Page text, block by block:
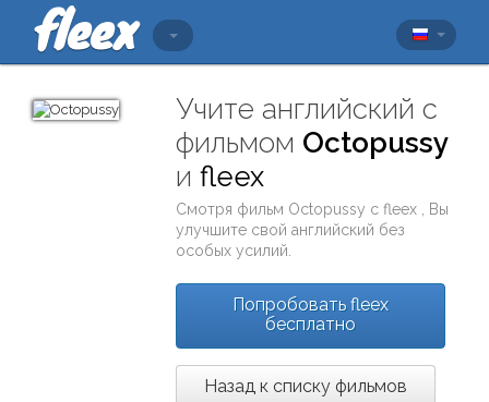
Учите английский с
фильмом Octopussy
иfleex
Смотря фильм Octopussy сfleex
, Вы
улучшите свой английский без
особых усилий.
Попробовать fleex
бесплатно
Назад к списку фильмов